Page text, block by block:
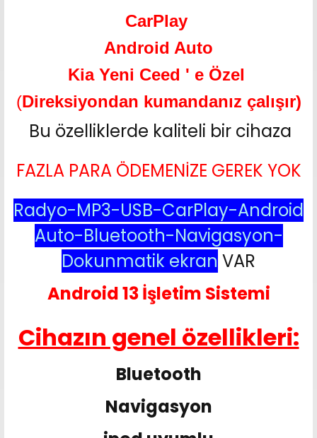
CarPlay
Android Auto
Kia Yeni Ceed ' e Özel
(Direksiyondan kumandanız çalışır)
Bu özelliklerde kaliteli bir cihaza
FAZLA PARA ÖDEMENİZE GEREK YOK
Radyo-MP3-USB-CarPlay-Android
Auto-Bluetooth-Navigasyon-
Dokunmatik ekran VAR
Android 13 İşletim Sistemi
Cihazın genel özellikleri:
Bluetooth
Navigasyon